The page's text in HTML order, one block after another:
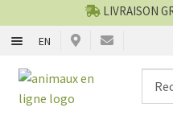
EN
Aller
à
Aller
au
LIVRAISON
CHIENS